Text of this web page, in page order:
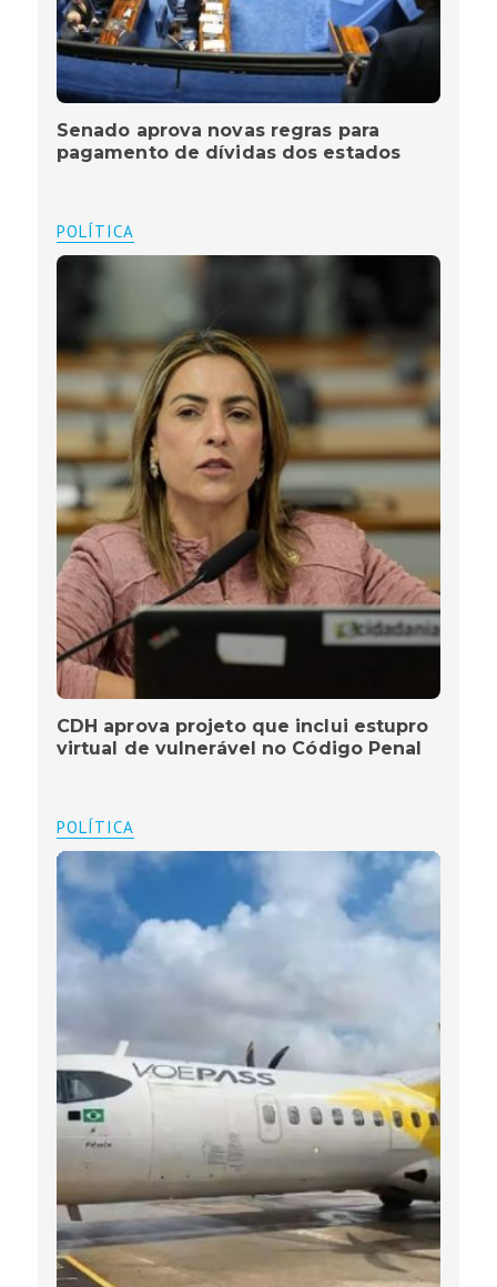
Senado aprova novas regras para
pagamento de dívidas dos estados
POLÍTICA
CDH aprova projeto que inclui estupro
virtual de vulnerável no Código Penal
POLÍTICA